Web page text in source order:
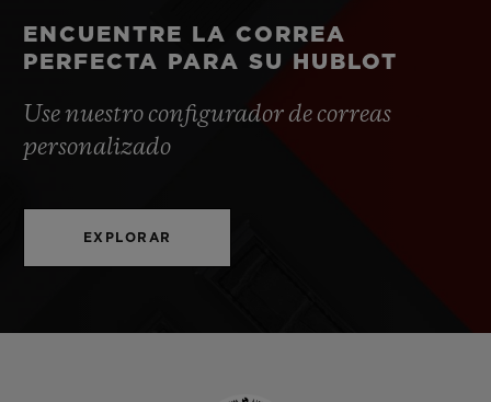
ENCUENTRE LA CORREA
PERFECTA PARA SU HUBLOT
Use nuestro configurador de correas
personalizado
EXPLORAR